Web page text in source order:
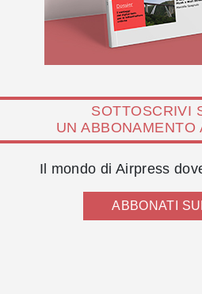
SOTTOSCRIVI
UN ABBONAMENTO
Il mondo di Airpress
ABBONATI